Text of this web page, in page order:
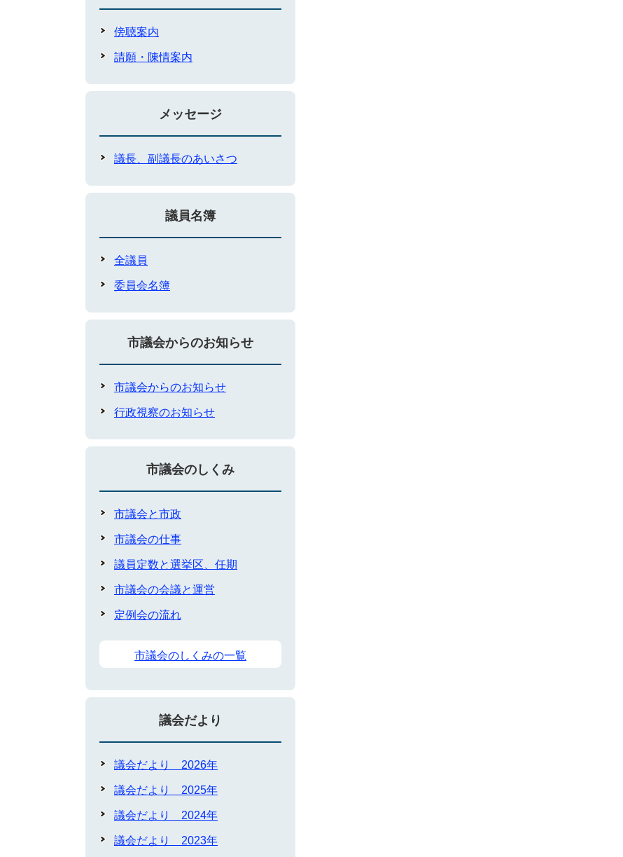
傍聴案内
請願・陳情案内
メッセージ
議長、副議長のあいさつ
議員名簿
全議員
委員会名簿
市議会からのお知らせ
市議会からのお知らせ
行政視察のお知らせ
市議会のしくみ
市議会と市政
市議会の仕事
議員定数と選挙区、任期
市議会の会議と運営
定例会の流れ
市議会のしくみの一覧
議会だより
議会だより 2026年
議会だより 2025年
議会だより 2024年
議会だより 2023年